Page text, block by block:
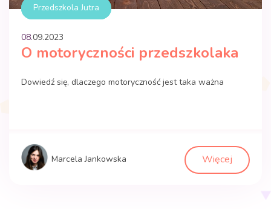
Przedszkola Jutra
08.09.2023
O motoryczności przedszkolaka
Dowiedź się, dlaczego motoryczność jest taka ważna
Marcela Jankowska Więcej